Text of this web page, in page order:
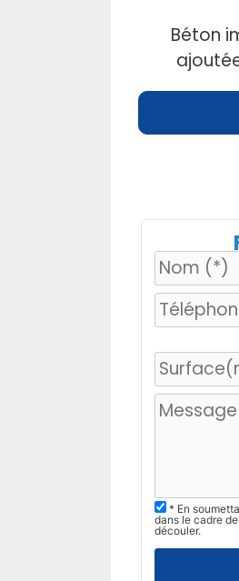
Béton
e
u
z
l
a
* En
dans le cadre
découler.